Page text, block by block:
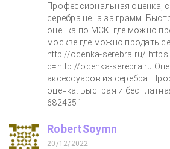
Профессиональная оценка,
серебра цена за грамм.
оценка по МСК. где можно
москве где можно продать
http://ocenka-serebra.ru/
q=http://ocenka-serebra.ru
аксессуаров из серебра.
оценка. Быстрая и
6824351
RobertSoymn
20/12/2022